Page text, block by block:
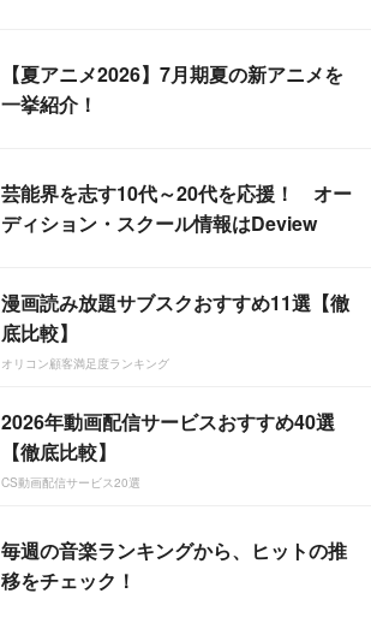
【夏アニメ2026】7月期夏の新アニメを
一挙紹介！
芸能界を志す10代～20代を応援！ オー
ディション・スクール情報はDeview
漫画読み放題サブスクおすすめ11選【徹
底比較】
オリコン顧客満足度ランキング
2026年動画配信サービスおすすめ40選
【徹底比較】
CS動画配信サービス20選
毎週の音楽ランキングから、ヒットの推
移をチェック！